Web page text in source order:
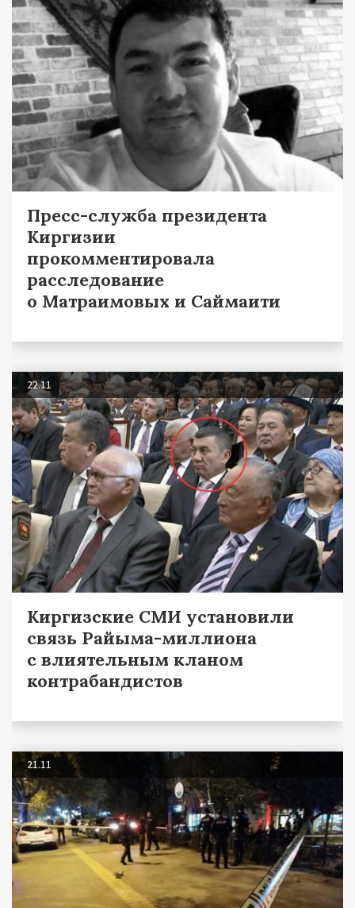
Пресс-служба президента
Киргизии
прокомментировала
расследование
о Матраимовых и Саймаити
22.11
Киргизские СМИ установили
связь Райыма-миллиона
с влиятельным кланом
контрабандистов
21.11